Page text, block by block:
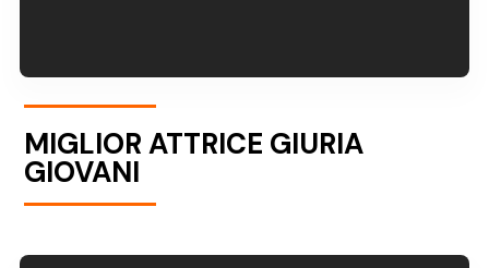
MIGLIOR ATTRICE GIURIA
GIOVANI